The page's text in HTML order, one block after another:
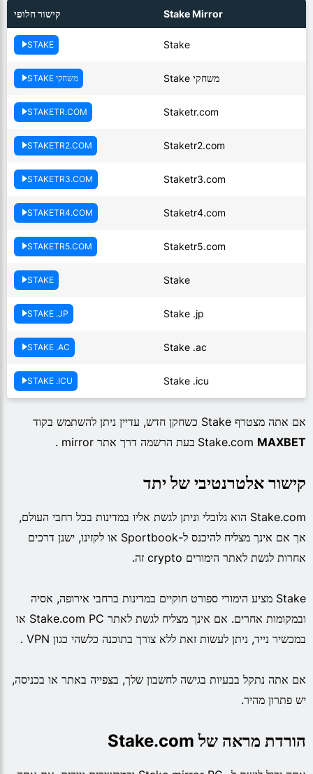
Stake Mirror קישור חלופי
Stake
STAKE
משחקי Stake משחקי STAKE
Staketr.com
STAKETR.COM
Staketr2.com
STAKETR2.COM
Staketr3.com
STAKETR3.COM
Staketr4.com
STAKETR4.COM
Staketr5.com
STAKETR5.COM
Stake
STAKE
Stake .jp
STAKE .JP
Stake .ac
STAKE .AC
Stake .icu
STAKE .ICU
אם אתה מצטרף Stake כשחקן חדש, עדיין ניתן להשתמש בקוד
Stake.com MAXBET בעת הרשמה דרך אתר mirror .
קישור אלטרנטיבי של יתד
Stake.com הוא גלובלי וניתן לגשת אליו במדינות בכל רחבי העולם,
אך אם אינך מצליח להיכנס ל-Sportbook או לקזינו, ישנן דרכים
אחרות לגשת לאתר הימורים crypto זה.
Stake מציע הימורי ספורט חוקיים במדינות ברחבי אירופה, אסיה
ובמקומות אחרים. אם אינך מצליח לגשת לאתר Stake.com PC או
במכשיר נייד, ניתן לעשות זאת ללא צורך בתוכנה כלשהי כגון VPN .
אם אתה נתקל בבעיות בגישה לחשבון שלך, בצפייה באתר או בכניסה,
יש פתרון מהיר.
הורדת מראה של Stake.com